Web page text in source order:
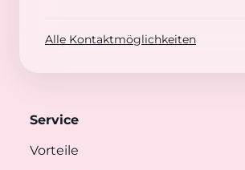
Alle Kontaktmöglichkeiten
Service
Vorteile